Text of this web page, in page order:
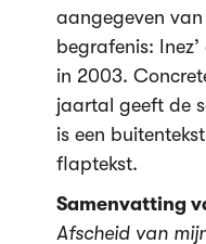
aangegeven van
begrafenis:
in 2003.
jaartal geeft de
is een
flaptekst.
Samenvatting
Afscheid van